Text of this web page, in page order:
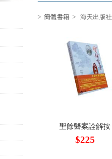
> 簡體書籍 > 海天出版社
聖餘醫案詮解按
$225